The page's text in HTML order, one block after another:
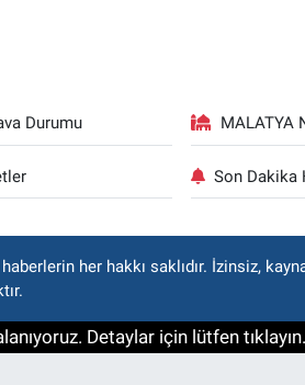
Durumu MALATYA
Son Dakika
her hakkı saklıdır. İzinsiz,
Detaylar için lütfen tıklayın.